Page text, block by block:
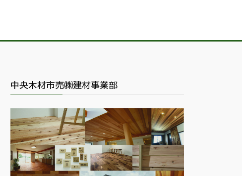
中央木材市売㈱建材事業部